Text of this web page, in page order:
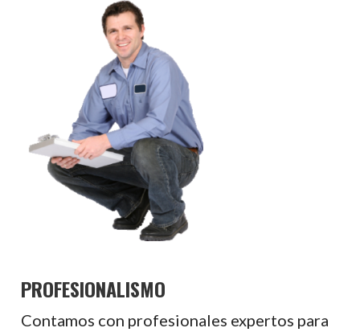
PROFESIONALISMO
Contamos con profesionales expertos para